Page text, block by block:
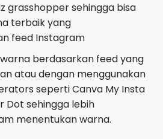
grasshopper sehingga bisa
terbaik yang
feed Instagram
berdasarkan feed yang
atau dengan menggunakan
seperti Canva My Insta
Dot sehingga lebih
menentukan warna.